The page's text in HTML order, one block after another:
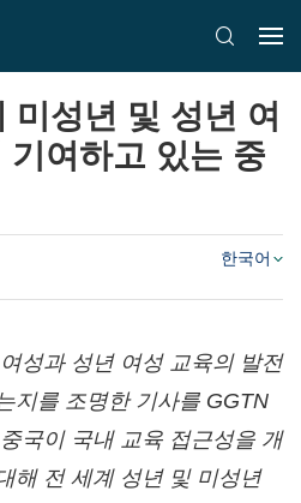
미성년 및 성년 여
여하고 있는 중
한국어
성과 성년 여성 교육의 발전
지를 조명한 기사를 GGTN
국이 국내 교육 접근성을 개
해 전 세계 성년 및 미성년